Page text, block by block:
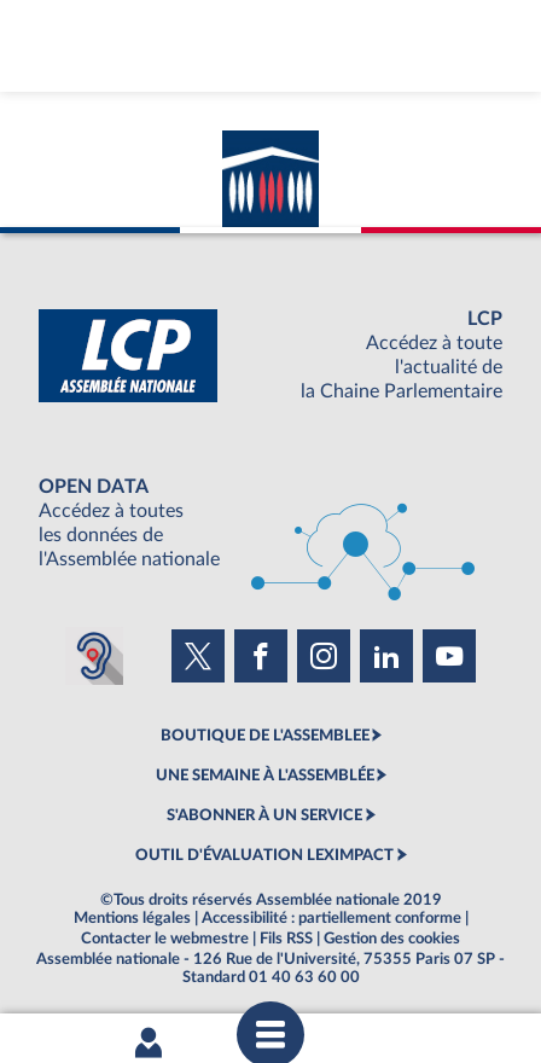
LCP
Accédez à toute
l'actualité de
la Chaine Parlementaire
OPEN DATA
Accédez à toutes
les données de
l'Assemblée nationale
BOUTIQUE DE L'ASSEMBLEE
UNE SEMAINE À L'ASSEMBLÉE
S'ABONNER À UN SERVICE
OUTIL D'ÉVALUATION LEXIMPACT
©Tous droits réservés Assemblée nationale 2019
Mentions légales
Accessibilité : partiellement conforme
Contacter le webmestre
Fils RSS
Gestion des cookies
Assemblée nationale - 126 Rue de l'Université, 75355 Paris 07 SP -
Standard 01 40 63 60 00